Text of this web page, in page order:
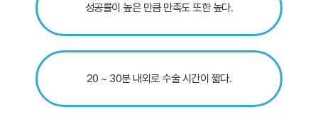
성공률이 높은 만큼 만족도 또한 높다.
20 ~ 30분 내외로 수술 시간이 짧다.